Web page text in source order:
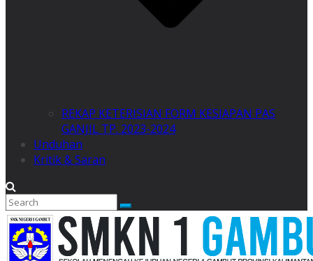
REKAP KETERISIAN FORM KESIAPAN PAS
GANJIL TP. 2023-2024
Unduhan
Kritik & Saran